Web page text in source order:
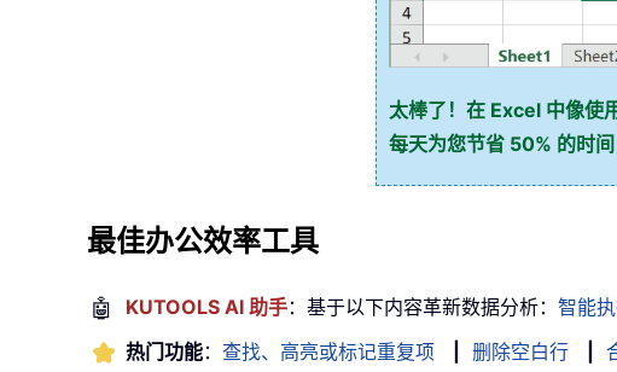
太棒了！在 Excel 中像使
每天为您节省 50% 的时间
最佳办公效率工具
🤖 KUTOOLS AI 助手：基于以下内容革新数据分析： 智能
热门功能： 查找、高亮或标记重复项 删除空白行